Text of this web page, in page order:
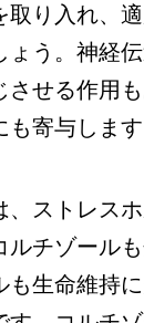
取り入れ、
ょう。神経
せる作用も
寄与します
ストレス
チゾール
も生命維持